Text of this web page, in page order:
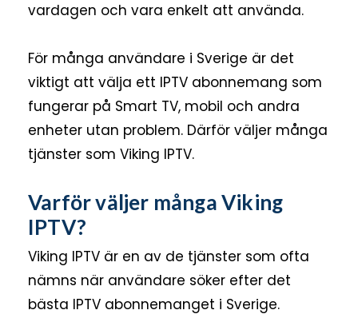
vardagen och vara enkelt att använda.
För många användare i Sverige är det
viktigt att välja ett IPTV abonnemang som
fungerar på Smart TV, mobil och andra
enheter utan problem. Därför väljer många
tjänster som Viking IPTV.
Varför väljer många Viking
IPTV?
Viking IPTV är en av de tjänster som ofta
nämns när användare söker efter det
bästa IPTV abonnemanget i Sverige.